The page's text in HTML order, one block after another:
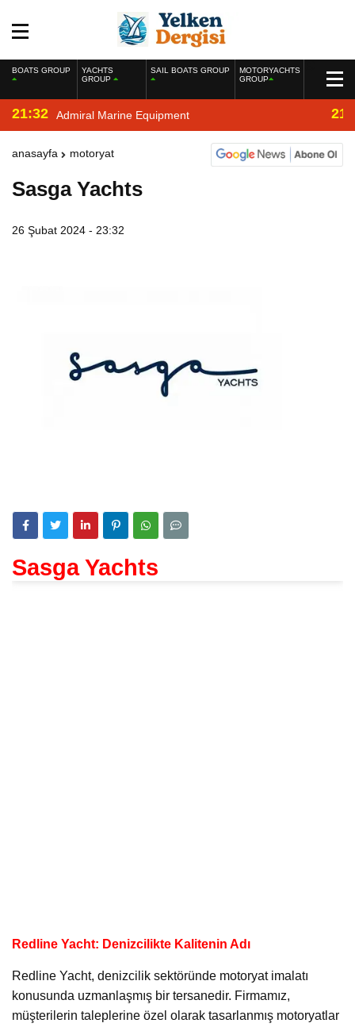
BOATS GROUP
YACHTS
GROUP
SAIL BOATS GROUP
MOTORYACHTS
GROUP
21:32 Admiral Marine Equipment
anasayfa motoryat
Sasga Yachts
26 Şubat 2024 - 23:32
Sasga Yachts
Redline Yacht: Denizcilikte Kalitenin Adı
Redline Yacht, denizcilik sektöründe motoryat imalatı
konusunda uzmanlaşmış bir tersanedir. Firmamız,
müşterilerin taleplerine özel olarak tasarlanmış motoryatlar